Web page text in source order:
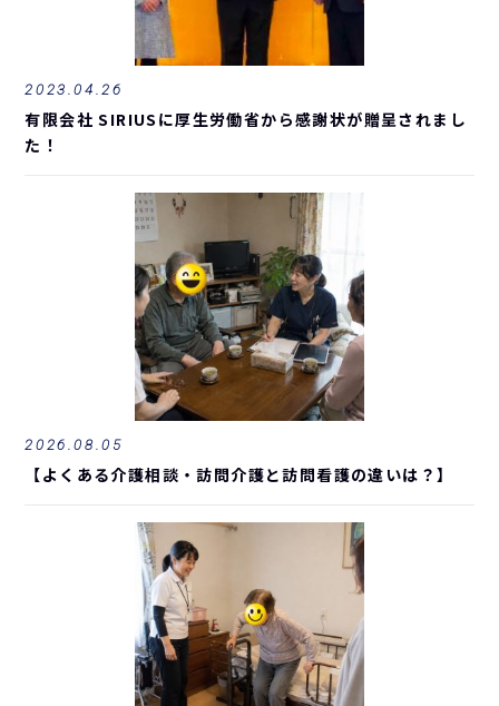
2023.04.26
有限会社 SIRIUSに厚生労働省から感謝状が贈呈されまし
た！
2026.08.05
【よくある介護相談・訪問介護と訪問看護の違いは？】